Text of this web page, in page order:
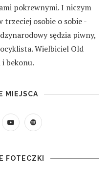
pokrewnymi. I niczym
trzeciej osobie o sobie -
sędzia piwny,
Wielbiciel Old
i bekonu.
MIEJSCA
FOTECZKI